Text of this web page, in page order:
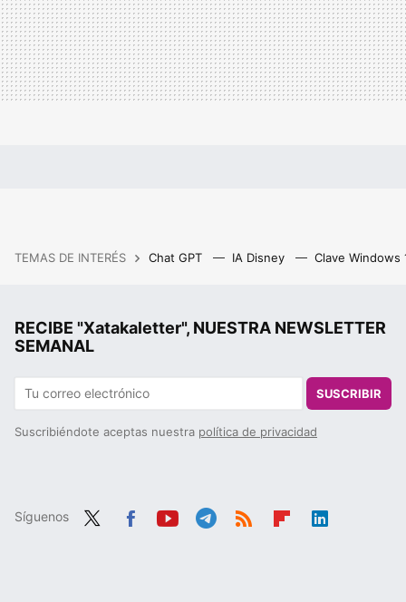
TEMAS DE INTERÉS Chat GPT IA Disney Clave Windows
RECIBE "Xatakaletter", NUESTRA NEWSLETTER
SEMANAL
SUSCRIBIR
Suscribiéndote aceptas nuestra política de privacidad
Síguenos